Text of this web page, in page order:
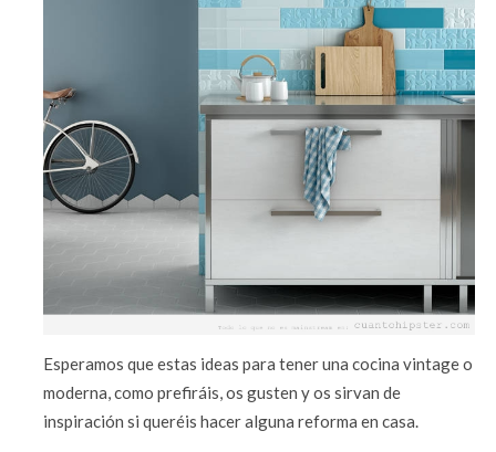
Esperamos que estas ideas para tener una cocina vintage o
moderna, como prefiráis, os gusten y os sirvan de
inspiración si queréis hacer alguna reforma en casa.